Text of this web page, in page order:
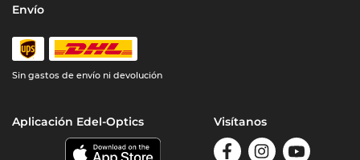
Envío
Sin gastos de envío ni devolución
Aplicación Edel-Optics Visítanos